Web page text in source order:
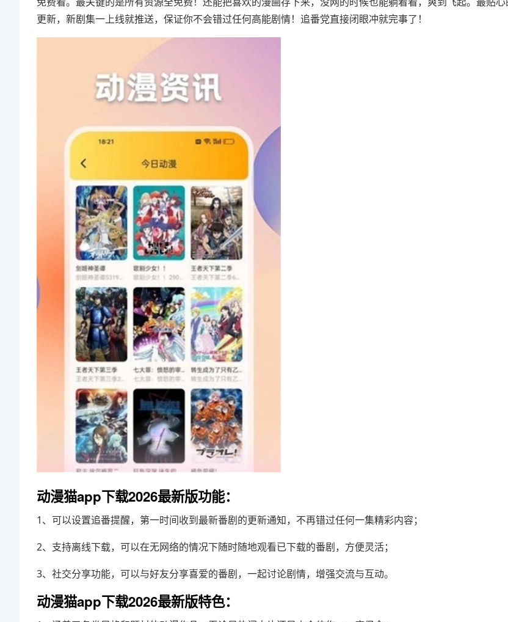
更新，新剧集一上线就推送，保证你不会错过任何高能剧情！追番党直接闭眼冲就完事了！
动漫猫app下载2026最新版功能：
1、可以设置追番提醒，第一时间收到最新番剧的更新通知，不再错过任何一集精彩内容；
2、支持离线下载，可以在无网络的情况下随时随地观看已下载的番剧，方便灵活；
3、社交分享功能，可以与好友分享喜爱的番剧，一起讨论剧情，增强交流与互动。
动漫猫app下载2026最新版特色：